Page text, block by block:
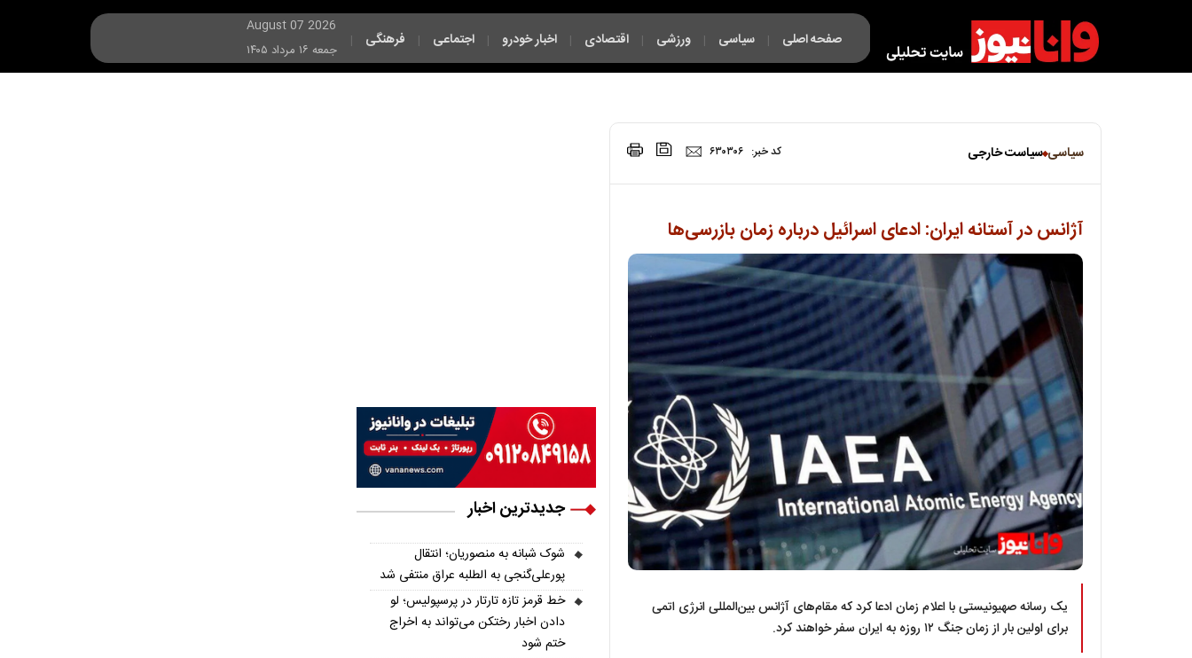
صفحه اصلی | سیاسی | ورزشی | اقتصادی | اخبار خودرو | اجتماعی | فرهنگی |
فکت لایف |
August 07 2026
جمعه ۱۶ مرداد ۱۴۰۵
سیاسی سیاست خارجی کد خبر: ۶۳۰۳۰۶
آژانس در آستانه ایران: ادعای اسرائیل درباره زمان بازرسی‌ها
یک رسانه صهیونیستی با اعلام زمان ادعا کرد که مقام‌های آژانس بین‌المللی انرژی اتمی
برای اولین بار از زمان جنگ ۱۲ روزه به ایران سفر خواهند کرد.
جدیدترین اخبار
شوک شبانه به منصوریان؛ انتقال
پورعلی‌گنجی به الطلبه عراق منتفی شد
خط قرمز تازه تارتار در پرسپولیس؛ لو
دادن اخبار رختکن می‌تواند به اخراج
ختم شود